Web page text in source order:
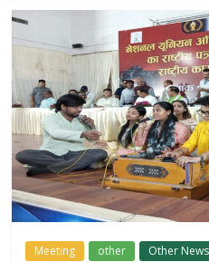
Meeting other Other News